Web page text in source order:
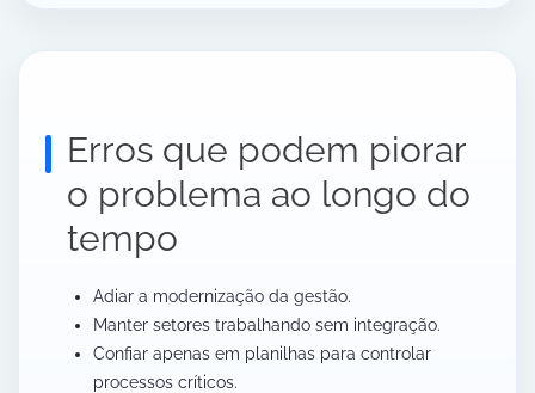
Erros que podem piorar
o problema ao longo do
tempo
Adiar a modernização da gestão.
Manter setores trabalhando sem integração.
Confiar apenas em planilhas para controlar
processos críticos.